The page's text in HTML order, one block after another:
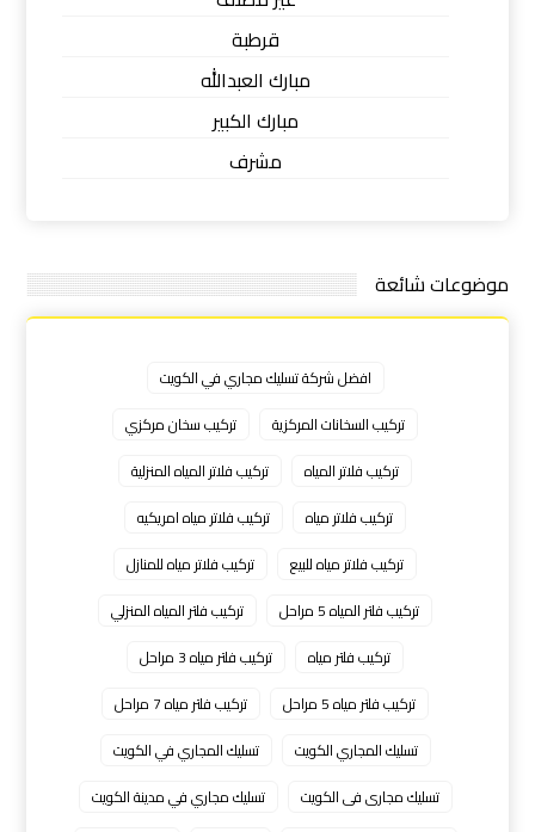
قرطبة
مبارك العبدالله
مبارك الكبير
مشرف
موضوعات شائعة
افضل شركة تسليك مجاري في الكويت
تركيب السخانات المركزية
تركيب سخان مركزي
تركيب فلاتر المياه
تركيب فلاتر المياه المنزلية
تركيب فلاتر مياه
تركيب فلاتر مياه امريكيه
تركيب فلاتر مياه للبيع
تركيب فلاتر مياه للمنازل
تركيب فلتر المياه 5 مراحل
تركيب فلتر المياه المنزلي
تركيب فلتر مياه
تركيب فلتر مياه 3 مراحل
تركيب فلتر مياه 5 مراحل
تركيب فلتر مياه 7 مراحل
تسليك المجاري الكويت
تسليك المجاري في الكويت
تسليك مجارى فى الكويت
تسليك مجاري في مدينة الكويت